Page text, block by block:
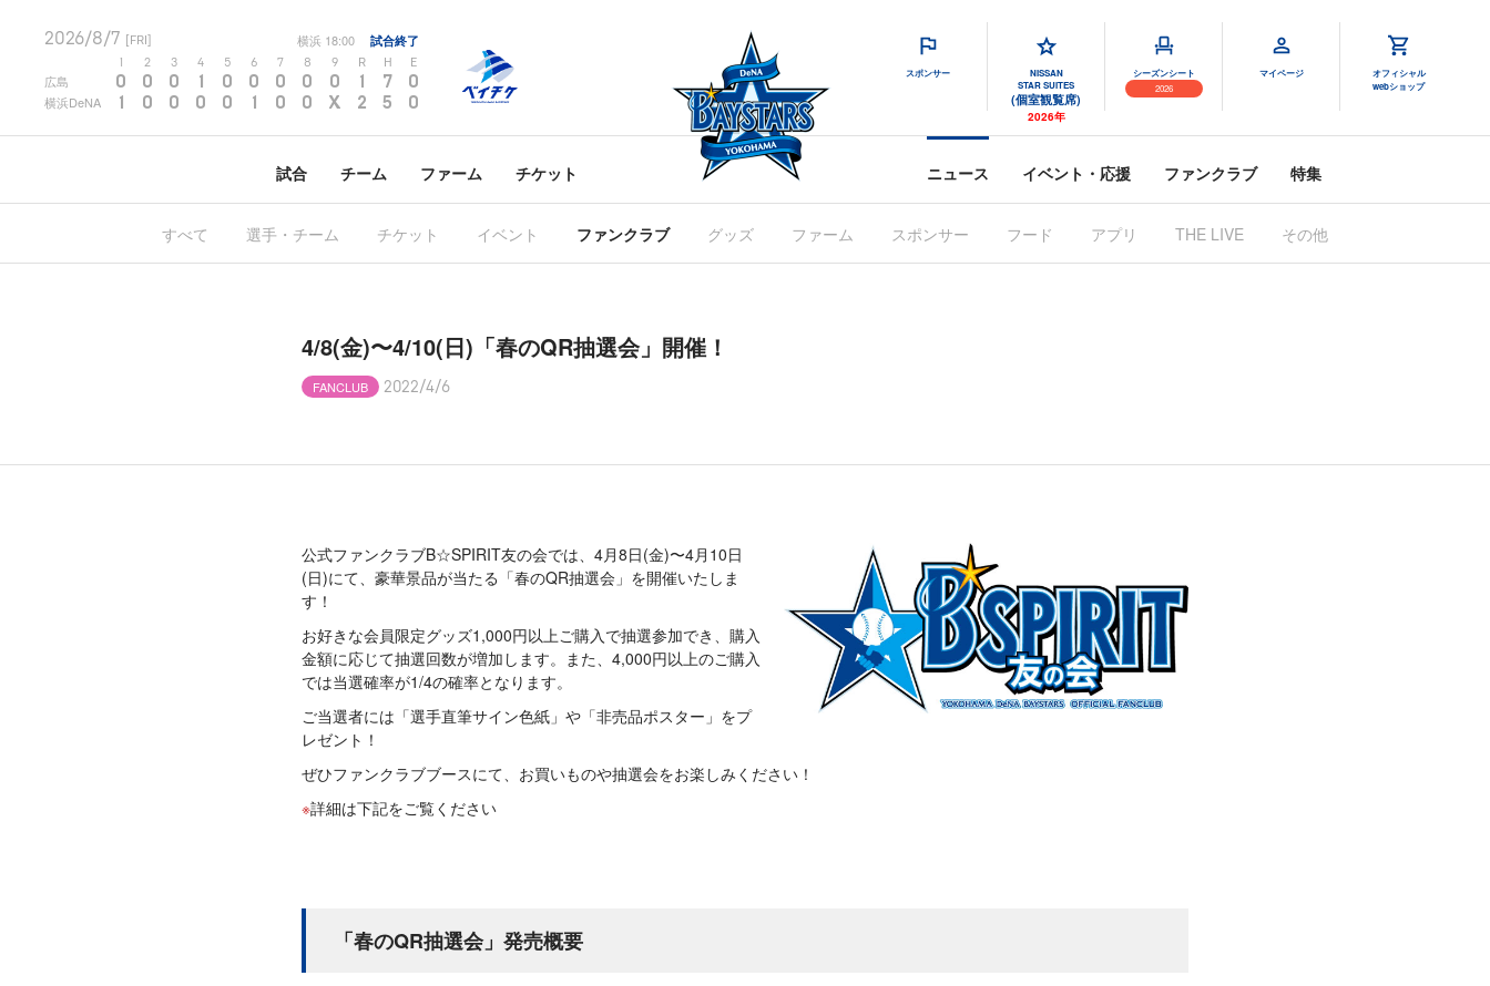
2026/8/7 [FRI] 横浜 18:00 試合終了
2 3 4 5 6 7 8 9 R H E
広島 0 0 0 1 0 0 0 0 0 1 7 0
横浜DeNA 1 0 0 0 0 1 0 0 X 2 5 0
スポンサー
NISSAN
STAR SUITES
(個室観覧席)
2026年
シーズンシート
2026
マイページ
オフィシャル
webショップ
試合 チーム ファーム チケット ニュース イベント・応援 ファンクラブ 特集
すべて 選手・チーム チケット イベント ファンクラブ グッズ ファーム スポンサー フード アプリ THE LIVE その他
4/8(金)〜4/10(日)「春のQR抽選会」開催！
FANCLUB 2022/4/6
公式ファンクラブB☆SPIRIT友の会では、4月8日(金)〜4月10日
(日)にて、豪華景品が当たる「春のQR抽選会」を開催いたしま
す！
お好きな会員限定グッズ1,000円以上ご購入で抽選参加でき、購入
金額に応じて抽選回数が増加します。また、4,000円以上のご購入
では当選確率が1/4の確率となります。
ご当選者には「選手直筆サイン色紙」や「非売品ポスター」をプ
レゼント！
ぜひファンクラブブースにて、お買いものや抽選会をお楽しみください！
詳細は下記をご覧ください
「春のQR抽選会」発売概要